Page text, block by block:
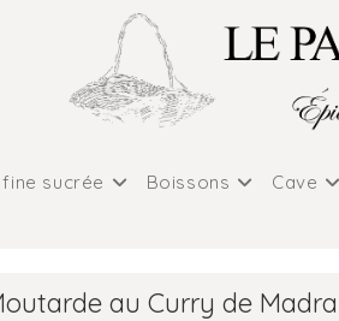
sucrée Boissons Cave
au Curry de